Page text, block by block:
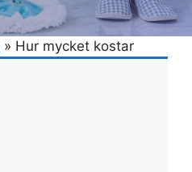
» Hur mycket kostar